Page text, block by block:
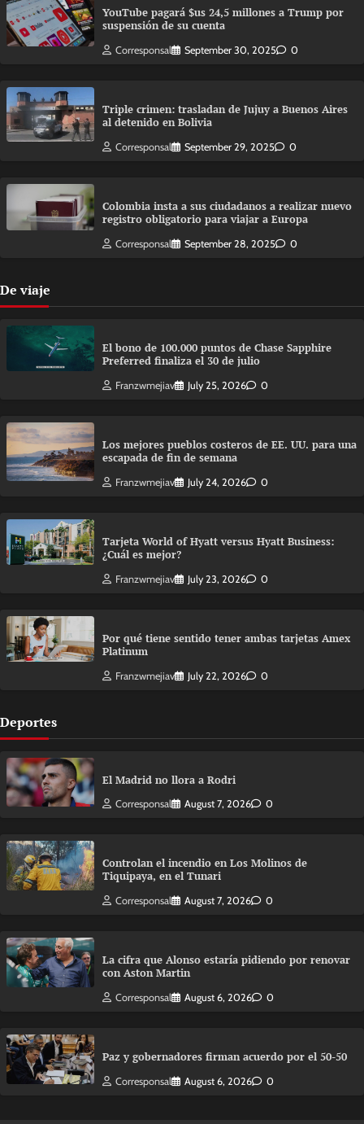
YouTube pagará $us 24,5 millones a Trump por
suspensión de su cuenta
Corresponsal September 30, 2025 0
Triple crimen: trasladan de Jujuy a Buenos Aires
al detenido en Bolivia
Corresponsal September 29, 2025 0
Colombia insta a sus ciudadanos a realizar nuevo
registro obligatorio para viajar a Europa
Corresponsal September 28, 2025 0
De viaje
El bono de 100.000 puntos de Chase Sapphire
Preferred finaliza el 30 de julio
Franzwmejiav July 25, 2026 0
Los mejores pueblos costeros de EE. UU. para una
escapada de fin de semana
Franzwmejiav July 24, 2026 0
Tarjeta World of Hyatt versus Hyatt Business:
¿Cuál es mejor?
Franzwmejiav July 23, 2026 0
Por qué tiene sentido tener ambas tarjetas Amex
Platinum
Franzwmejiav July 22, 2026 0
Deportes
El Madrid no llora a Rodri
Corresponsal August 7, 2026 0
Controlan el incendio en Los Molinos de
Tiquipaya, en el Tunari
Corresponsal August 7, 2026 0
La cifra que Alonso estaría pidiendo por renovar
con Aston Martin
Corresponsal August 6, 2026 0
Paz y gobernadores firman acuerdo por el 50-50
Corresponsal August 6, 2026 0